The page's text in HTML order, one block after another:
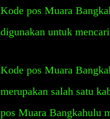
Kode pos Muara
digunakan untuk
Kode pos Muara
merupakan salah satu
pos Muara Bangkahulu